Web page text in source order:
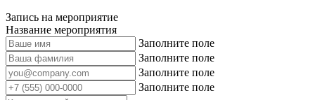
Запись на мероприятие
Название мероприятия
Заполните поле
Заполните поле
Заполните поле
Заполните поле